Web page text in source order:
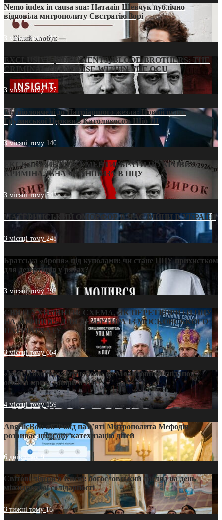
Nemo iudex in causa sua: Наталія Шевчук публічно
відповіла митрополиту Євстратію Зорі
3 місяці тому213
EXCLUSIVE (DOCUMENTS)/BLOOD BROTHERS: THE
CRIMINAL FRANCHISE WITHIN THE OCU
3 місяці тому127
Від віолончелі до Патріаршого жезла: Новий шлях
Грузинської Церкви з Католикосом Шіо III
3 місяці тому 140
ЕКСКЛЮЗИВ (ДОКУМЕНТИ)/БРАТИ ПО КРОВІ:
КРИМІНАЛЬНА ФРАНШИЗА В ПЦУ
3 місяці тому542
МАТЕРИНСЬКИЙ ОМОРФОР В ЧАС ВІЙНИ В УКРАЇНІ
3 місяці тому248
Братська «броня» під куполами: чи стане ПЦУ прихистком
для дезертирів у рясах?
3 місяці тому293
СВЯТІ УХИЛЯНТИ: СХЕМА, ЯК ПЕРЕТВОРИТИ ПЦУ
НА «ОФШОР» ДЛЯ ДЕЗЕРТИРА ІЗ МОСКОВСЬКОГО
ПАТРІАРХАТУ
3 місяці тому654
«Кейс Тихона» у Тернополі: як Молитовний сніданок
оголив кризу довіри в ПЦУ
4 місяці тому159
AngelicBot: як Фонд пам’яті Митрополита Мефодія
розвиває цифрову катехизацію дітей
6 днів тому9
Світові лідери в Києві: богословський погляд на день
міжнародної солідарності
3 тижні тому16